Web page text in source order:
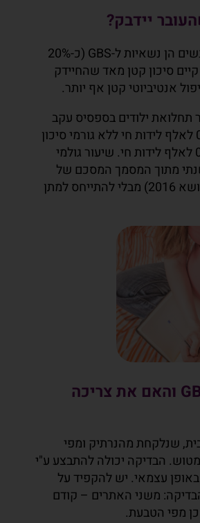
יידבק?
למרות שלא מעט נשים הן נשאיות ל-GBS (כ-20%
סיכון קטן מאד שהחיידק
אנטיביוטי קטן אף יותר.
שיעור תחלואת ילודים בספסיס עקב
GBS עומד על 0.21 לאלף לידות חי ללא גורמי סיכון
ועם גורמי סיכון 0.5 לאלף לידות חי. שיעור גולמי
שנתי מתוך המסמך המסכם של
משרד הבריאות בנושא 2016) מבלי להתייחס למתן
מהי בדיקת GBS והאם את צריכה
שנלקחת מהנרתיק ומפי
הבדיקה יכולה להתבצע ע"י
עצמאי. יש להקפיד על
משני האתרים – קודם
מפי הטבעת.